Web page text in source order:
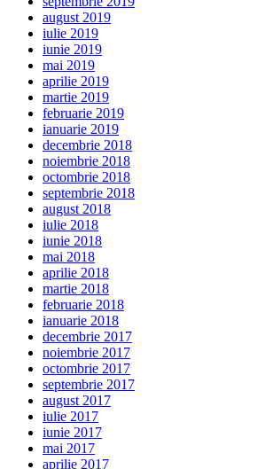
august 2019
iulie 2019
iunie 2019
mai 2019
aprilie 2019
martie 2019
februarie 2019
ianuarie 2019
decembrie 2018
noiembrie 2018
octombrie 2018
septembrie 2018
august 2018
iulie 2018
iunie 2018
mai 2018
aprilie 2018
martie 2018
februarie 2018
ianuarie 2018
decembrie 2017
noiembrie 2017
octombrie 2017
septembrie 2017
august 2017
iulie 2017
iunie 2017
mai 2017
aprilie 2017